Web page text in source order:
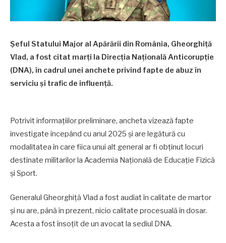
Șeful Statului Major al Apărării din România, Gheorghiță
Vlad, a fost citat marți la Direcția Națională Anticorupție
(DNA), în cadrul unei anchete privind fapte de abuz în
serviciu și trafic de influență.
Potrivit informațiilor preliminare, ancheta vizează fapte
investigate începând cu anul 2025 și are legătură cu
modalitatea în care fiica unui alt general ar fi obținut locuri
destinate militarilor la Academia Națională de Educație Fizică
și Sport.
Generalul Gheorghiță Vlad a fost audiat în calitate de martor
și nu are, până în prezent, nicio calitate procesuală în dosar.
Acesta a fost însoțit de un avocat la sediul DNA.